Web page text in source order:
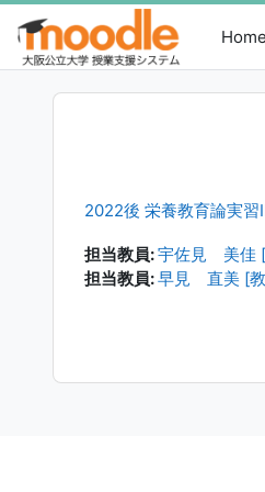
メインコンテンツへスキップする
Home
2022後 栄養教育論実習
担当教員:宇佐見 美佳
担当教員:早見 直美 [